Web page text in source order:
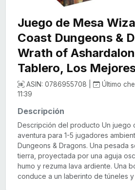
Juego de Mesa
Coast Dungeons &
Wrath of
Tablero, Los
ASIN: 0786955708 |
Último
11:39
Descripción
Descripción del producto Un juego
aventura para 1-5 jugadores
Dungeons & Dragons. Una pesada
tierra, proyectada por una aguja
humo y rezuma lava ardiente. Una
conduce a un laberinto de túneles y